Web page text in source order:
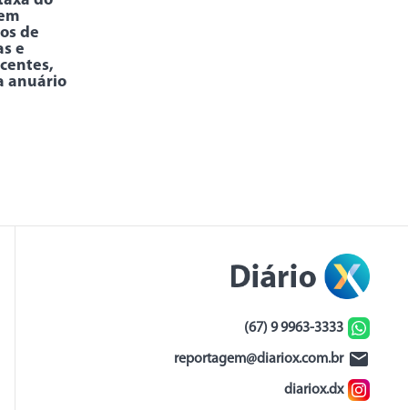
de
e
anuário
(67) 9 9963-3333
reportagem@diariox.com.br
diariox.dx